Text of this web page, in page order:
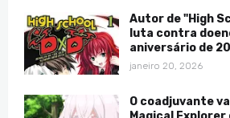
Autor de "High
luta contra
aniversário de
janeiro 20, 2026
O coadjuvante